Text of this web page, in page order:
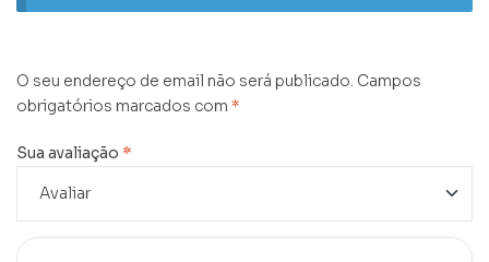
O seu endereço de email não será publicado. Campos
obrigatórios marcados com *
Sua avaliação *